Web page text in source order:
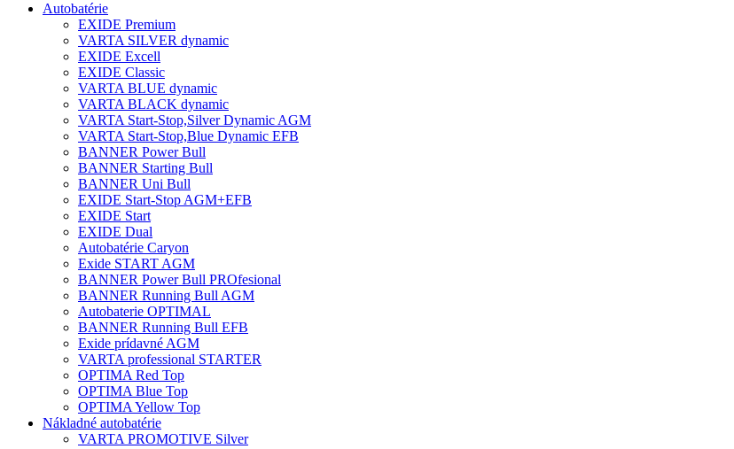
Autobatérie
EXIDE Premium
VARTA SILVER dynamic
EXIDE Excell
EXIDE Classic
VARTA BLUE dynamic
VARTA BLACK dynamic
VARTA Start-Stop,Silver Dynamic AGM
VARTA Start-Stop,Blue Dynamic EFB
BANNER Power Bull
BANNER Starting Bull
BANNER Uni Bull
EXIDE Start-Stop AGM+EFB
EXIDE Start
EXIDE Dual
Autobatérie Caryon
Exide START AGM
BANNER Power Bull PROfesional
BANNER Running Bull AGM
Autobaterie OPTIMAL
BANNER Running Bull EFB
Exide prídavné AGM
VARTA professional STARTER
OPTIMA Red Top
OPTIMA Blue Top
OPTIMA Yellow Top
Nákladné autobatérie
VARTA PROMOTIVE Silver